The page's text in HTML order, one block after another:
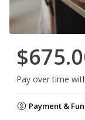
Pay over time
Payment &